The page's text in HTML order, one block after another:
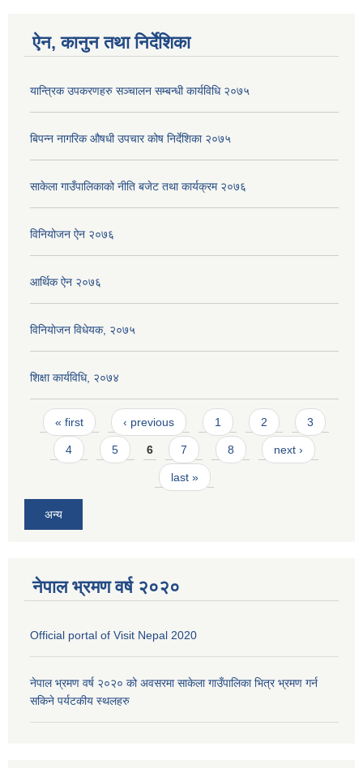
ऐन, कानुन तथा निर्देशिका
यान्त्रिक उपकरणहरु सञ्चालन सम्बन्धी कार्यविधि २०७५
बिपन्न नागरिक ‍‍‌‍औषधी उपचार कोष निर्देशिका २०७५
साकेला गाउँपालिकाको नीति बजेट तथा कार्यक्रम २०७६
विनियोजन ऐन २०७६
आर्थिक ऐन २०७६
विनियाेजन विधेयक, २०७५
शिक्षा कार्यविधि, २०७४
Pages
« first ‹ previous 1 2 3
4 5 6 7 8 next ›
last »
अन्य
नेपाल भ्रमण वर्ष २०२०
Official portal of Visit Nepal 2020
नेपाल भ्रमण वर्ष २०२० को अवसरमा साकेला गाउँपालिका भित्र भ्रमण गर्न
सकिने पर्यटकीय स्थलहरु